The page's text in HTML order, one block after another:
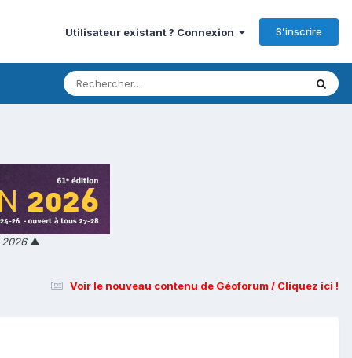
Utilisateur existant ? Connexion S’inscrire
▲
Voir le nouveau contenu de Géoforum / Cliquez ici !